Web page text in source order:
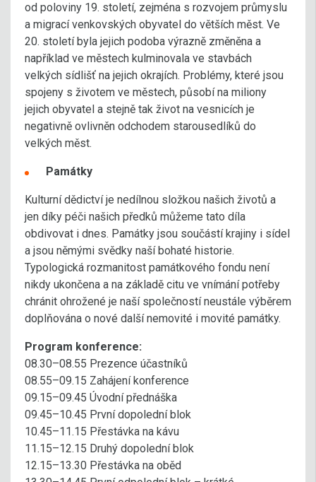
od poloviny 19. století, zejména s rozvojem průmyslu
a migrací venkovských obyvatel do větších měst. Ve
20. století byla jejich podoba výrazně změněna a
například ve městech kulminovala ve stavbách
velkých sídlišť na jejich okrajích. Problémy, které jsou
spojeny s životem ve městech, působí na miliony
jejich obyvatel a stejně tak život na vesnicích je
negativně ovlivněn odchodem starousedlíků do
velkých měst.
Památky
Kulturní dědictví je nedílnou složkou našich životů a
jen díky péči našich předků můžeme tato díla
obdivovat i dnes. Památky jsou součástí krajiny i sídel
a jsou němými svědky naší bohaté historie.
Typologická rozmanitost památkového fondu není
nikdy ukončena a na základě citu ve vnímání potřeby
chránit ohrožené je naší společností neustále výběrem
doplňována o nové další nemovité i movité památky.
Program konference:
08.30–08.55 Prezence účastníků
08.55–09.15 Zahájení konference
09.15–09.45 Úvodní přednáška
09.45–10.45 První dopolední blok
10.45–11.15 Přestávka na kávu
11.15–12.15 Druhý dopolední blok
12.15–13.30 Přestávka na oběd